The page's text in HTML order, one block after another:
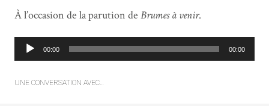
À l’occasion de la parution de Brumes à venir.
e
t
00:00 00:00
UNE CONVERSATION AVEC…